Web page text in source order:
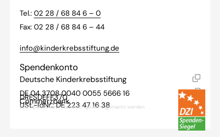
Tel.: 02 28 / 68 84 6 – 0
Fax: 02 28 / 68 84 6 – 44
info@kinderkrebsstiftung.de
Spendenkonto
Deutsche Kinderkrebsstiftung
DE 04 3708 0040 0055 5666 16
DRESDEFF370
Commerzbank
USt.-IdNr.: DE 223 47 16 38
Ihre Spende kann steuerlich geltend gemacht werden